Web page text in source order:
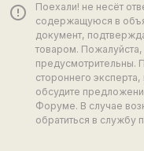
error_outline
Поехали! не несёт
содержащуюся в
документ,
товаром.
предусмотрительны.
стороннего
обсудите
Форуме. В случае
обратиться в службу